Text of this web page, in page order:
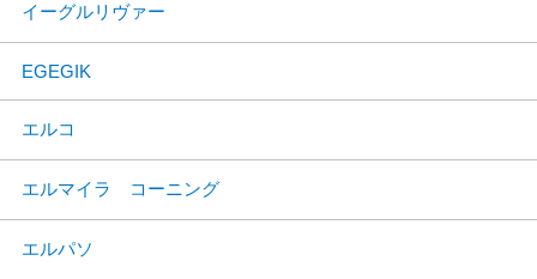
イーグルリヴァー
EGEGIK
エルコ
エルマイラ コーニング
エルパソ